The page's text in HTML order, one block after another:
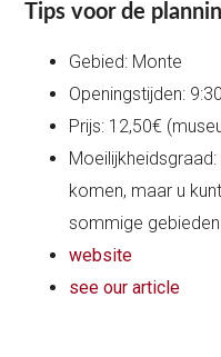
Tips voor de
Gebied: Monte
Openingstijden:
Prijs: 12,50€
komen, maar u
sommige
website
see our article